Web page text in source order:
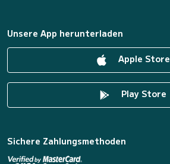
Unsere App herunterladen
Apple Store
Play Store
Sichere Zahlungsmethoden